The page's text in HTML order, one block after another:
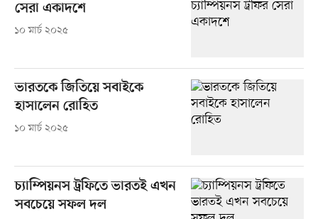
সেরা একাদশে
১০ মার্চ ২০২৫
ভারতকে জিতিয়ে সবাইকে
হাসালেন রোহিত
১০ মার্চ ২০২৫
চ্যাম্পিয়নস ট্রফিতে ভারতই এখন
সবচেয়ে সফল দল